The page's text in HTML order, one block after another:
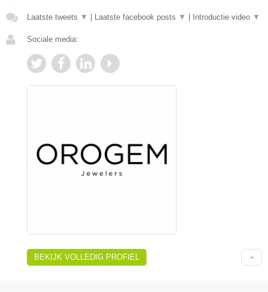
Laatste tweets ▼ Laatste facebook posts ▼ Introductie video ▼
Sociale media:
BEKIJK VOLLEDIG PROFIEL